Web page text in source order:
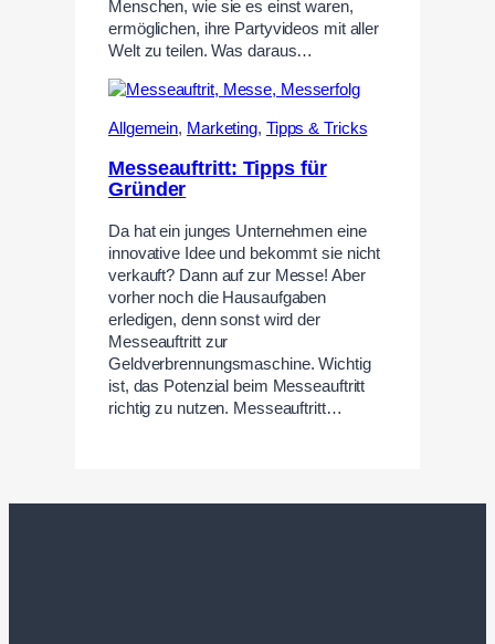
Menschen, wie sie es einst waren,
ermöglichen, ihre Partyvideos mit aller
Welt zu teilen. Was daraus…
Allgemein, Marketing, Tipps & Tricks
Messeauftritt: Tipps für
Gründer
Da hat ein junges Unternehmen eine
innovative Idee und bekommt sie nicht
verkauft? Dann auf zur Messe! Aber
vorher noch die Hausaufgaben
erledigen, denn sonst wird der
Messeauftritt zur
Geldverbrennungsmaschine. Wichtig
ist, das Potenzial beim Messeauftritt
richtig zu nutzen. Messeauftritt…